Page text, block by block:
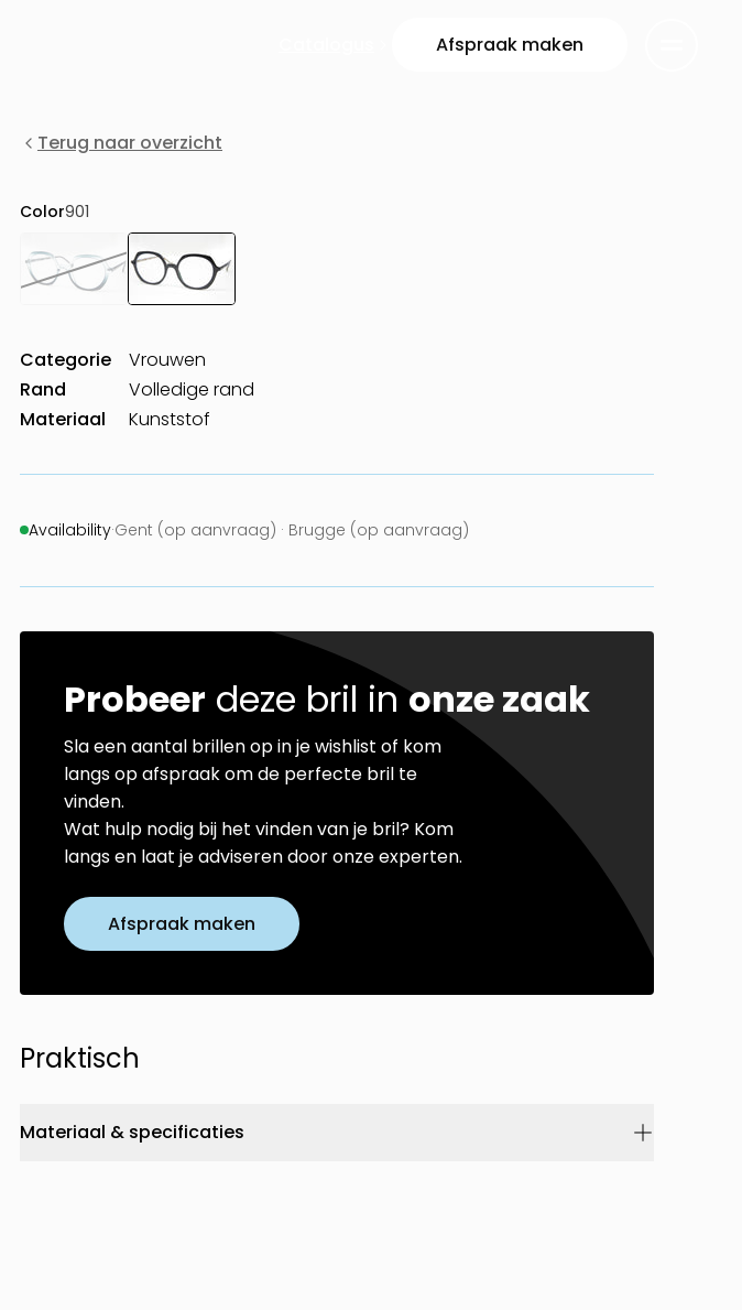
Afspraak maken
Terug naar overzicht
Color901
Categorie
Vrouwen
Rand
Volledige rand
Materiaal
Kunststof
Availability·Gent (op aanvraag) · Brugge (op aanvraag)
Probeer deze bril inonze zaak
Sla een aantal brillen op in je wishlist of kom
langs op afspraak om de perfecte bril te
vinden.
Wat hulp nodig bij het vinden van je bril? Kom
langs en laat je adviseren door onze experten.
Afspraak maken
Praktisch
Materiaal & specificaties